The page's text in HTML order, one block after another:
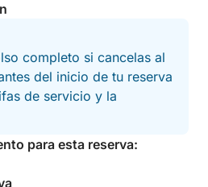
completo si cancelas al
del inicio de tu reserva
de servicio y la
para esta reserva: